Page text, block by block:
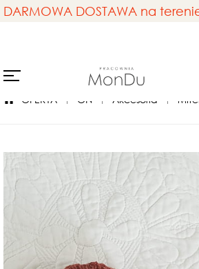
DARMOWA DOSTAWA na
OFERTA ON Akcesoria